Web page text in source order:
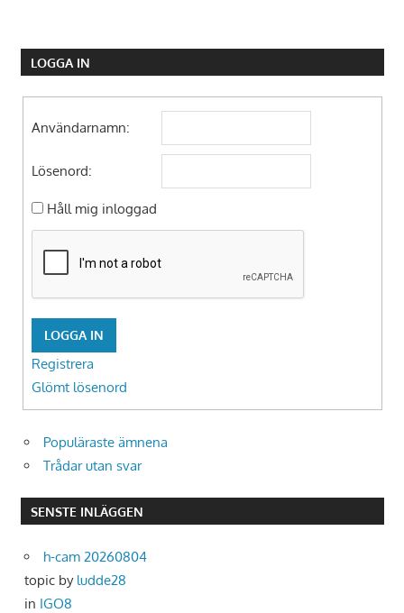
LOGGA IN
Användarnamn:
Lösenord:
Håll mig inloggad
LOGGA IN
Registrera
Glömt lösenord
Populäraste ämnena
Trådar utan svar
SENSTE INLÄGGEN
h-cam 20260804
topic by ludde28
in IGO8